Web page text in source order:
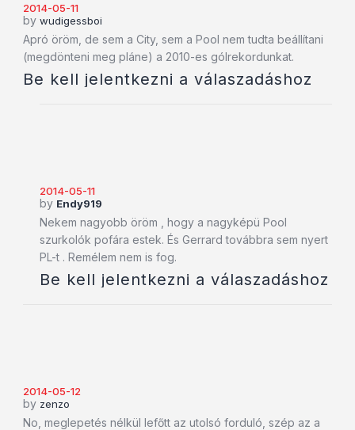
2014-05-11
by wudigessboi
Apró öröm, de sem a City, sem a Pool nem tudta beállítani
(megdönteni meg pláne) a 2010-es gólrekordunkat.
Be kell jelentkezni a válaszadáshoz
2014-05-11
by Endy919
Nekem nagyobb öröm , hogy a nagyképü Pool
szurkolók pofára estek. És Gerrard továbbra sem nyert
PL-t . Remélem nem is fog.
Be kell jelentkezni a válaszadáshoz
2014-05-12
by zenzo
No, meglepetés nélkül lefőtt az utolsó forduló, szép az a